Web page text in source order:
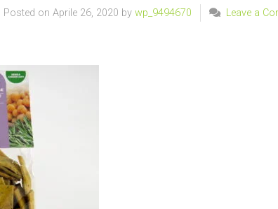
on Aprile 26, 2020 by wp_9494670 Leave a